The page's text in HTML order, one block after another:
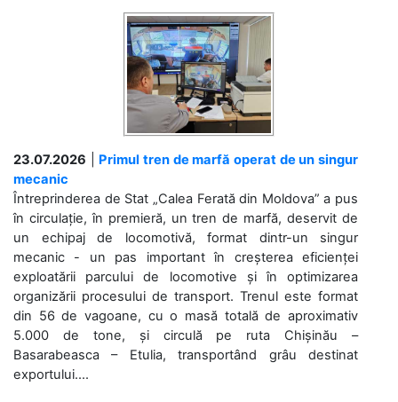
23.07.2026
Primul tren de marfă operat de un singur
mecanic
Întreprinderea de Stat „Calea Ferată din Moldova” a pus
în circulație, în premieră, un tren de marfă, deservit de
un echipaj de locomotivă, format dintr-un singur
mecanic - un pas important în creșterea eficienței
exploatării parcului de locomotive și în optimizarea
organizării procesului de transport. Trenul este format
din 56 de vagoane, cu o masă totală de aproximativ
5.000 de tone, și circulă pe ruta Chișinău –
Basarabeasca – Etulia, transportând grâu destinat
exportului....